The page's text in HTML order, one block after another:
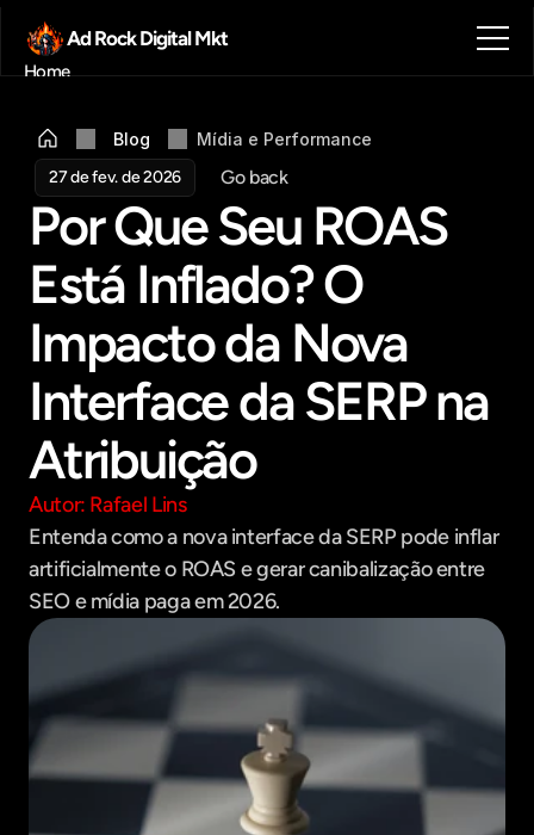
Ad Rock Digital Mkt
Home
Blog
Contato
Get in touch
Blog
Mídia e Performance
27 de fev. de 2026
Go back
Por Que Seu ROAS
Está Inflado? O
Impacto da Nova
Interface da SERP na
Atribuição
Autor: Rafael Lins
Entenda como a nova interface da SERP pode inflar
artificialmente o ROAS e gerar canibalização entre
SEO e mídia paga em 2026.